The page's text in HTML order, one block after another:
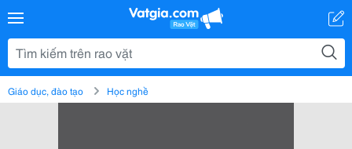
Giáo dục, đào tạo Học nghề